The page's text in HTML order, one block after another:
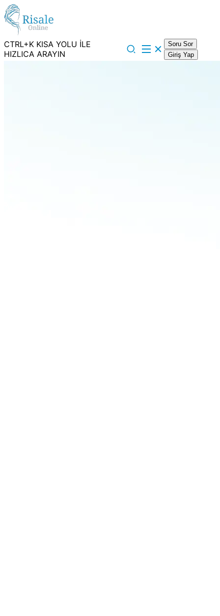
CTRL+K KISA YOLU İLE
HIZLICA ARAYIN
Soru Sor
Giriş Yap